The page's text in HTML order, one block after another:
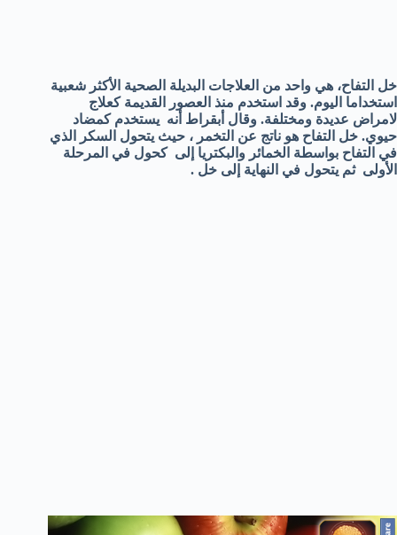
خل التفاح، هي واحد من العلاجات البديلة الصحية الأكثر شعبية
استخداما اليوم. وقد استخدم منذ العصور القديمة كعلاج
لامراض عديدة ومختلفة. وقال أبقراط أنه يستخدم كمضاد
حيوي. خل التفاح هو ناتج عن التخمر ، حيث يتحول السكر الذي
في التفاح بواسطة الخمائر والبكتريا إلى كحول في المرحلة
الأولى ثم يتحول في النهاية إلى خل .